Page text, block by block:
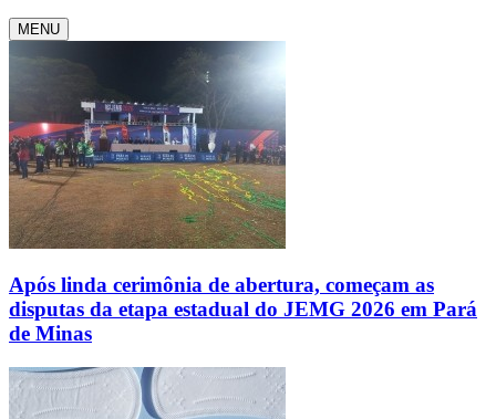
MENU
Após linda cerimônia de abertura, começam as
disputas da etapa estadual do JEMG 2026 em Pará
de Minas